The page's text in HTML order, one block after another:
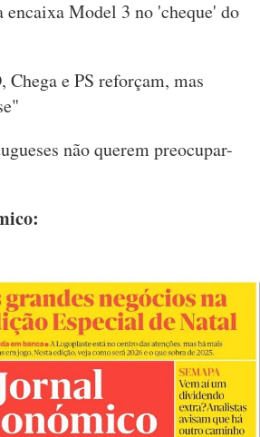
Model 3 no 'cheque' do
e PS reforçam, mas
não querem preocupar-